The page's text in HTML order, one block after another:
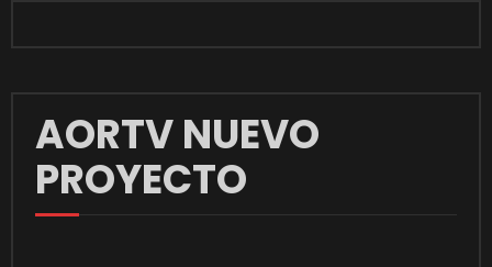
AORTV NUEVO
PROYECTO